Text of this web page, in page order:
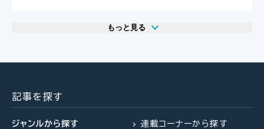
もっと見る
を外れて社会保険料を払うのは
損？」パートタイマーの悩みに答え
る（菅野美和子氏）
したい！老後資金は大丈夫？
したい！老後資金は大丈夫？
記事を探す
ジャンルから探す 連載コーナーから探す